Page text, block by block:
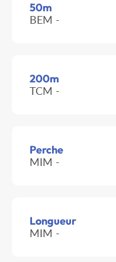
50m
BEM -
200m
TCM -
Perche
MIM -
Longueur
MIM -